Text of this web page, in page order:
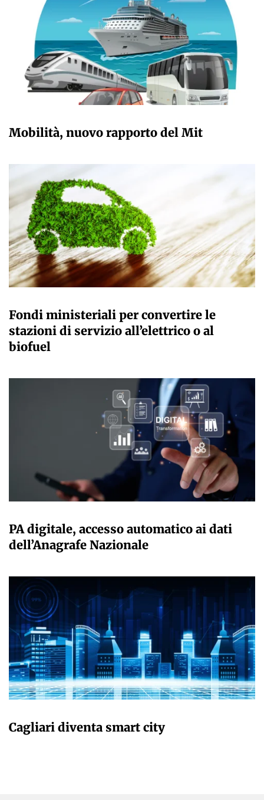
Mobilità, nuovo rapporto del Mit
Fondi ministeriali per convertire le
stazioni di servizio all’elettrico o al
biofuel
PA digitale, accesso automatico ai dati
dell’Anagrafe Nazionale
Cagliari diventa smart city